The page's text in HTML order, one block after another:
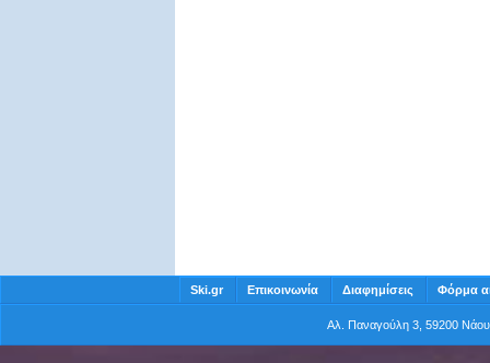
Ski.gr Επικοινωνία Διαφημίσεις Φόρμα
Αλ. Παναγούλη 3, 59200